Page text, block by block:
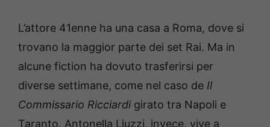
L’attore 41enne ha una casa a Roma, dove si
trovano la maggior parte dei set Rai. Ma in
alcune fiction ha dovuto trasferirsi per
diverse settimane, come nel caso de Il
Commissario Ricciardigirato tra Napoli e
Taranto. Antonella Liuzzi, invece, vive a